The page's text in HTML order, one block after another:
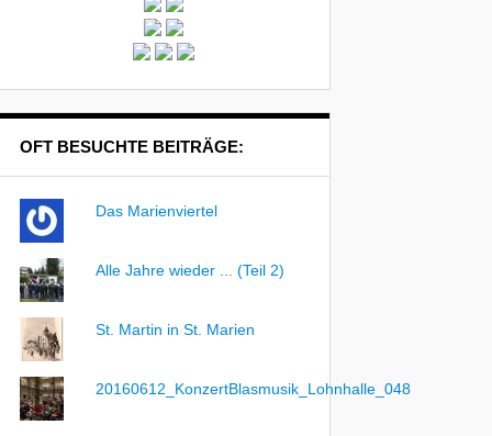
OFT BESUCHTE BEITRÄGE:
Das Marienviertel
Alle Jahre wieder ... (Teil 2)
St. Martin in St. Marien
20160612_KonzertBlasmusik_Lohnhalle_048